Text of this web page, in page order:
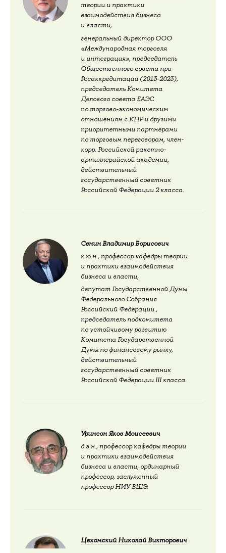
теории и практики
взаимодействия бизнеса
и власти,
генеральный директор ООО
«Международная торговля
и интеграция», председатель
Общественного совета при
Росаккредитации (2013-2023),
председатель Комитета
Делового совета ЕАЭС
по торгово-экономическим
отношениям с КНР и другими
приоритетными партнёрами
по торговым переговорам, член-
корр. Российской ракетно-
артиллерийской академии,
действительный
государственный советник
Российской Федерации 2 класса.
Сенин Владимир Борисович
к.ю.н., профессор кафедры теории
и практики взаимодействия
бизнеса и власти,
депутат Государственной Думы
Федерального Собрания
Российский Федерации.,
председатель подкомитета
по устойчивому развитию
Комитета Государственной
Думы по финансовому рынку,
действительный
государственный советник
Российской Федерации III класса.
Уринсон Яков Моисеевич
д.э.н., профессор кафедры теории
и практики взаимодействия
бизнеса и власти, ординарный
профессор, заслуженный
профессор НИУ ВШЭ.
Цехомский Николай Викторович